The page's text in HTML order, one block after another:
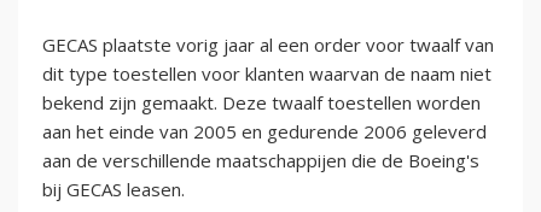
GECAS plaatste vorig jaar al een order voor twaalf van
dit type toestellen voor klanten waarvan de naam niet
bekend zijn gemaakt. Deze twaalf toestellen worden
aan het einde van 2005 en gedurende 2006 geleverd
aan de verschillende maatschappijen die de Boeing's
bij GECAS leasen.